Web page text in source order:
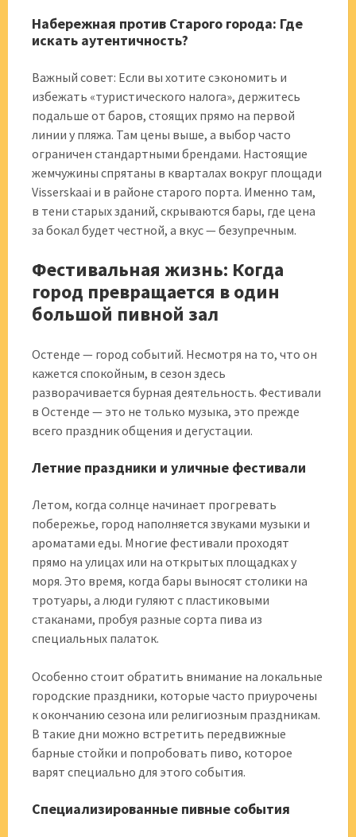
Набережная против Старого города: Где
искать аутентичность?
Важный совет: Если вы хотите сэкономить и
избежать «туристического налога», держитесь
подальше от баров, стоящих прямо на первой
линии у пляжа. Там цены выше, а выбор часто
ограничен стандартными брендами. Настоящие
жемчужины спрятаны в кварталах вокруг площади
Visserskaai и в районе старого порта. Именно там,
в тени старых зданий, скрываются бары, где цена
за бокал будет честной, а вкус — безупречным.
Фестивальная жизнь: Когда
город превращается в один
большой пивной зал
Остенде — город событий. Несмотря на то, что он
кажется спокойным, в сезон здесь
разворачивается бурная деятельность. Фестивали
в Остенде — это не только музыка, это прежде
всего праздник общения и дегустации.
Летние праздники и уличные фестивали
Летом, когда солнце начинает прогревать
побережье, город наполняется звуками музыки и
ароматами еды. Многие фестивали проходят
прямо на улицах или на открытых площадках у
моря. Это время, когда бары выносят столики на
тротуары, а люди гуляют с пластиковыми
стаканами, пробуя разные сорта пива из
специальных палаток.
Особенно стоит обратить внимание на локальные
городские праздники, которые часто приурочены
к окончанию сезона или религиозным праздникам.
В такие дни можно встретить передвижные
барные стойки и попробовать пиво, которое
варят специально для этого события.
Специализированные пивные события